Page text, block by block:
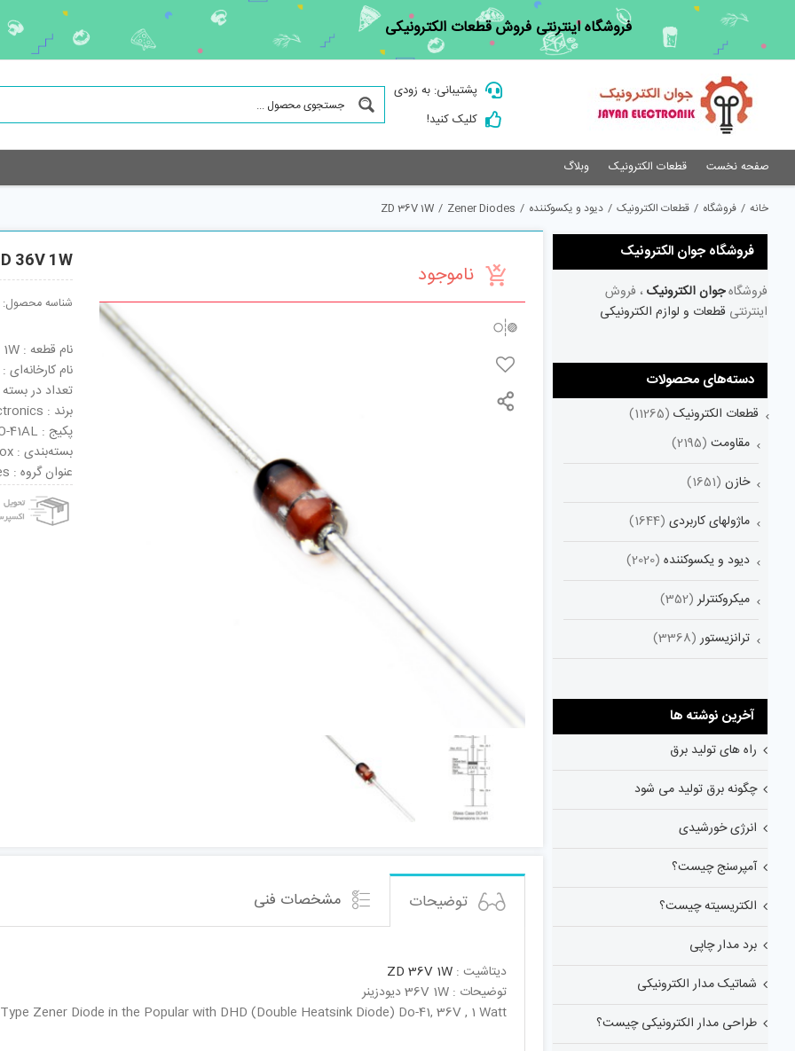
content
فروشگاه اینترنتی فروش قطعات الکترونیکی
پشتیبانی: به زودی
کلیک کنید!
صفحه نخست قطعات الکترونیک وبلاگ
خانه / فروشگاه / قطعات الکترونیک / دیود و یکسوکننده /
Zener Diodes
/
ZD 36V 1W
ناموجود 36V 1W
شناسه محصول:
نام قطعه : ZD 36V 1W
نام کارخانه‌ای : RD36F-T7
تعداد در بسته : 2500
برند : NEC Electronics
پکیج : DO-41AL
بسته‌بندی : Tape & Box
عنوان گروه : Zener Diodes
توضیحات مشخصات فنی
دیتاشیت : ZD 36V 1W
توضیحات : 36V 1W دیودزینر
Zener Diode in the Popular with DHD (Double Heatsink Diode) Do-41, 36V , 1 Watt
فروشگاه جوان الکترونیک
فروشگاهجوان الکترونیک ، فروش
اینترنتی قطعات و لوازم الکترونیکی
دسته‌های محصولات
قطعات الکترونیک (11265)
مقاومت (2195)
خازن (1651)
ماژولهای کاربردی (1644)
دیود و یکسوکننده (2020)
میکروکنترلر (352)
ترانزیستور (3368)
آخرین نوشته ها
راه های تولید برق
چگونه برق تولید می شود
انرژی خورشیدی
آمپرسنج چیست؟
الکتریسیته چیست؟
برد مدار چاپی
شماتیک مدار الکترونیکی
طراحی مدار الکترونیکی چیست؟